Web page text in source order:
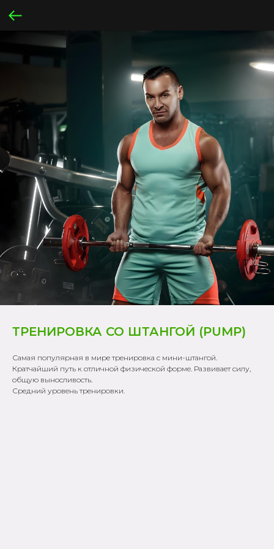
ТРЕНИРОВКА СО ШТАНГОЙ (PUMP)
Самая популярная в мире тренировка с мини-штангой.
Кратчайший путь к отличной физической форме. Развивает силу,
общую выносливость.
Средний уровень тренировки.